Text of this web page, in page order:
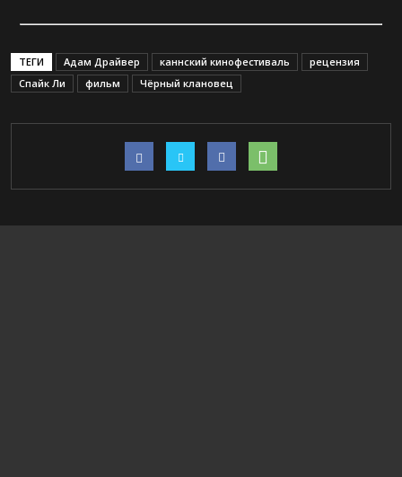
ТЕГИ Адам Драйвер каннский кинофестиваль
рецензия
Спайк Ли
фильм Чёрный клановец